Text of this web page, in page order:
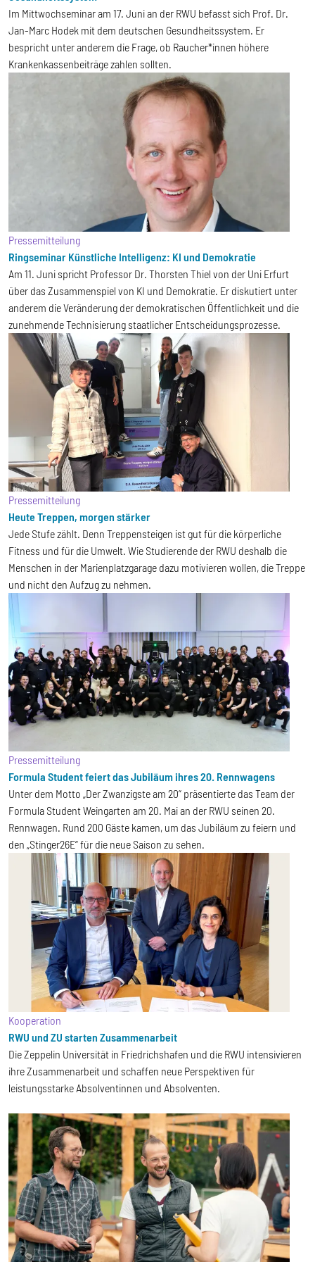
Im Mittwochseminar am 17. Juni an der RWU befasst sich Prof. Dr.
Jan-Marc Hodek mit dem deutschen Gesundheitssystem. Er
bespricht unter anderem die Frage, ob Raucher*innen höhere
Krankenkassenbeiträge zahlen sollten.
Pressemitteilung
Ringseminar Künstliche Intelligenz: KI und Demokratie
Am 11. Juni spricht Professor Dr. Thorsten Thiel von der Uni Erfurt
über das Zusammenspiel von KI und Demokratie. Er diskutiert unter
anderem die Veränderung der demokratischen Öffentlichkeit und die
zunehmende Technisierung staatlicher Entscheidungsprozesse.
Pressemitteilung
Heute Treppen, morgen stärker
Jede Stufe zählt. Denn Treppensteigen ist gut für die körperliche
Fitness und für die Umwelt. Wie Studierende der RWU deshalb die
Menschen in der Marienplatzgarage dazu motivieren wollen, die Treppe
und nicht den Aufzug zu nehmen.
Pressemitteilung
Formula Student feiert das Jubiläum ihres 20. Rennwagens
Unter dem Motto „Der Zwanzigste am 20“ präsentierte das Team der
Formula Student Weingarten am 20. Mai an der RWU seinen 20.
Rennwagen. Rund 200 Gäste kamen, um das Jubiläum zu feiern und
den „Stinger26E“ für die neue Saison zu sehen.
Kooperation
RWU und ZU starten Zusammenarbeit
Die Zeppelin Universität in Friedrichshafen und die RWU intensivieren
ihre Zusammenarbeit und schaffen neue Perspektiven für
leistungsstarke Absolventinnen und Absolventen.